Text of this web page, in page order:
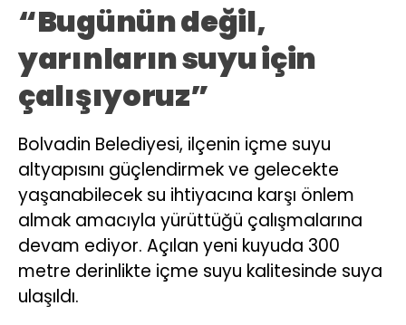
“Bugünün değil,
yarınların suyu için
çalışıyoruz”
Bolvadin Belediyesi, ilçenin içme suyu
altyapısını güçlendirmek ve gelecekte
yaşanabilecek su ihtiyacına karşı önlem
almak amacıyla yürüttüğü çalışmalarına
devam ediyor. Açılan yeni kuyuda 300
metre derinlikte içme suyu kalitesinde suya
ulaşıldı.